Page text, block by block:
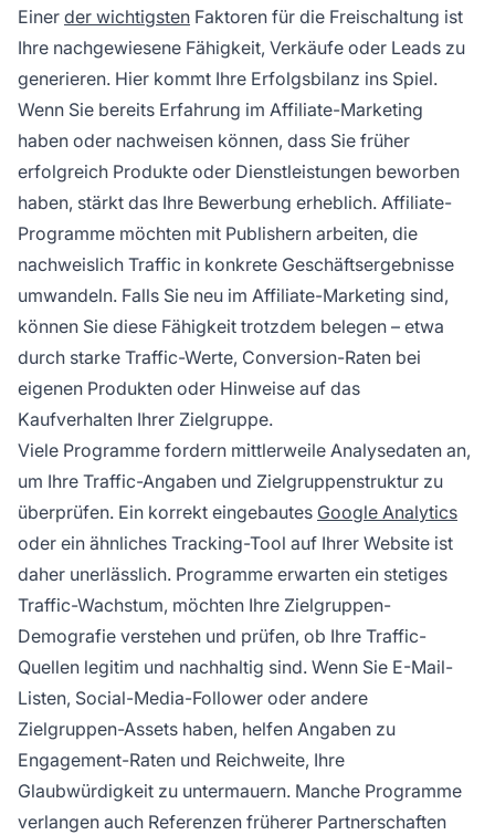
Einer der wichtigsten Faktoren für die Freischaltung ist
Ihre nachgewiesene Fähigkeit, Verkäufe oder Leads zu
generieren. Hier kommt Ihre Erfolgsbilanz ins Spiel.
Wenn Sie bereits Erfahrung im Affiliate-Marketing
haben oder nachweisen können, dass Sie früher
erfolgreich Produkte oder Dienstleistungen beworben
haben, stärkt das Ihre Bewerbung erheblich. Affiliate-
Programme möchten mit Publishern arbeiten, die
nachweislich Traffic in konkrete Geschäftsergebnisse
umwandeln. Falls Sie neu im Affiliate-Marketing sind,
können Sie diese Fähigkeit trotzdem belegen – etwa
durch starke Traffic-Werte, Conversion-Raten bei
eigenen Produkten oder Hinweise auf das
Kaufverhalten Ihrer Zielgruppe.
Viele Programme fordern mittlerweile Analysedaten an,
um Ihre Traffic-Angaben und Zielgruppenstruktur zu
überprüfen. Ein korrekt eingebautes Google Analytics
oder ein ähnliches Tracking-Tool auf Ihrer Website ist
daher unerlässlich. Programme erwarten ein stetiges
Traffic-Wachstum, möchten Ihre Zielgruppen-
Demografie verstehen und prüfen, ob Ihre Traffic-
Quellen legitim und nachhaltig sind. Wenn Sie E-Mail-
Listen, Social-Media-Follower oder andere
Zielgruppen-Assets haben, helfen Angaben zu
Engagement-Raten und Reichweite, Ihre
Glaubwürdigkeit zu untermauern. Manche Programme
verlangen auch Referenzen früherer Partnerschaften